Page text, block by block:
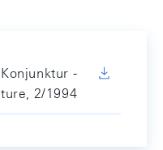
-
2/1994